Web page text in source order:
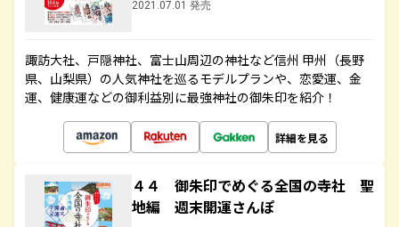
2021.07.01 発売
諏訪大社、戸隠神社、富士山周辺の神社など信州 甲州（長野
県、山梨県）の人気神社を巡るモデルプランや、恋愛運、金
運、健康運などの御利益別に最強神社の御朱印を紹介！
詳細を見る
４４ 御朱印でめぐる全国の寺社 聖
地編 週末開運さんぽ